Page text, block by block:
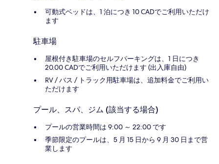
可動式ベッドは、1 泊につき 10 CADでご利用いただけ
ます
駐車場
屋根付き駐車場のセルフパーキングは、1 日につき
20.00 CADでご利用いただけます (出入庫自由)
RV / バス / トラック用駐車場は、追加料金でご利用い
ただけます
プール、スパ、ジム (該当する場合)
プールの営業時間は 9:00 ～ 22:00 です
季節限定のプールは、5 月 15 日から 9 月 30 日まで営
業します